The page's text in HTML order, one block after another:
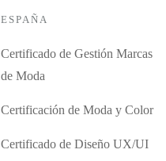
ESPAÑA
Certificado de Gestión Marcas
de Moda
Certificación de Moda y Color
Certificado de Diseño UX/UI